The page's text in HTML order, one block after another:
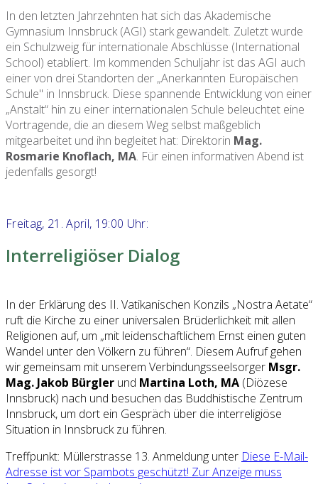
In den letzten Jahrzehnten hat sich das Akademische
Gymnasium Innsbruck (AGI) stark gewandelt. Zuletzt wurde
ein Schulzweig für internationale Abschlüsse (International
School) etabliert. Im kommenden Schuljahr ist das AGI auch
einer von drei Standorten der „Anerkannten Europäischen
Schule" in Innsbruck. Diese spannende Entwicklung von einer
„Anstalt“ hin zu einer internationalen Schule beleuchtet eine
Vortragende, die an diesem Weg selbst maßgeblich
mitgearbeitet und ihn begleitet hat: Direktorin Mag.
Rosmarie Knoflach, MA. Für einen informativen Abend ist
jedenfalls gesorgt!
Freitag, 21. April, 19:00 Uhr:
Interreligiöser Dialog
In der Erklärung des II. Vatikanischen Konzils „Nostra Aetate“
ruft die Kirche zu einer universalen Brüderlichkeit mit allen
Religionen auf, um „mit leidenschaftlichem Ernst einen guten
Wandel unter den Völkern zu führen“. Diesem Aufruf gehen
wir gemeinsam mit unserem Verbindungsseelsorger Msgr.
Mag. Jakob Bürgler und Martina Loth, MA (Diözese
Innsbruck) nach und besuchen das Buddhistische Zentrum
Innsbruck, um dort ein Gespräch über die interreligiöse
Situation in Innsbruck zu führen.
Treffpunkt: Müllerstrasse 13. Anmeldung unter Diese E-Mail-
Adresse ist vor Spambots geschützt! Zur Anzeige muss